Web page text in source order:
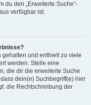
du den „Erweiterte Suche“-
verfügbar ist.
und enthielt zu viele
werden. Stelle eine
die dir die erweiterte Suche
dein(e) Suchbegriff(e) hier
die Rechtschreibung der